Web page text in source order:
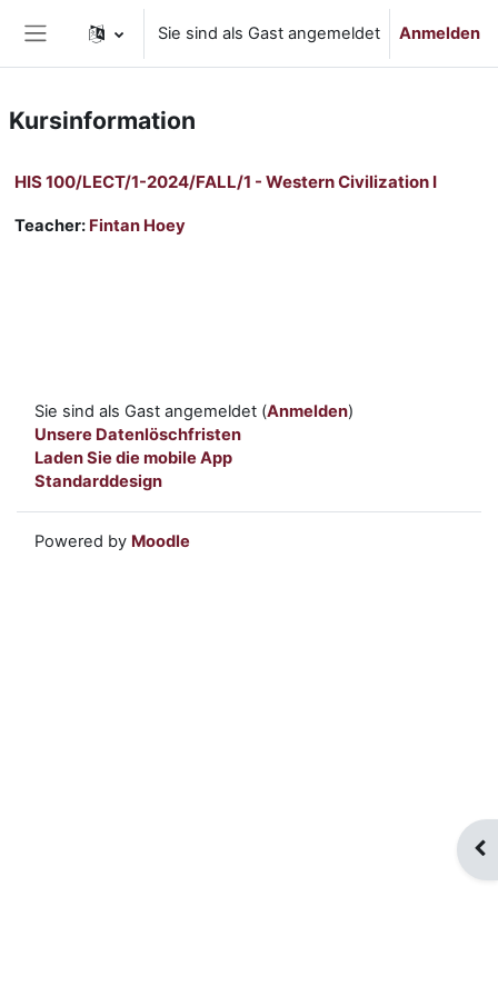
Website-Übersicht
Sie sind als Gast angemeldet Anmelden
Kursinformation
HIS 100/LECT/1-2024/FALL/1 - Western Civilization I
Teacher: Fintan Hoey
Sie sind als Gast angemeldet (Anmelden)
Unsere Datenlöschfristen
Laden Sie die mobile App
Standarddesign
Powered by Moodle